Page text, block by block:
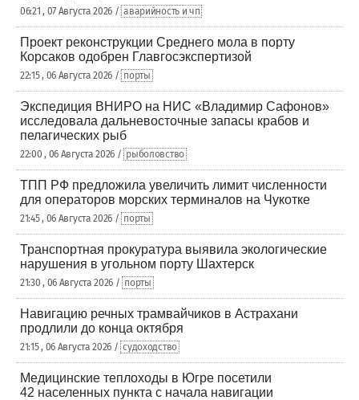
06:21 , 07 Августа 2026 / аварийность и чп
Проект реконструкции Среднего мола в порту
Корсаков одобрен Главгосэкспертизой
22:15 , 06 Августа 2026 / порты
Экспедиция ВНИРО на НИС «Владимир Сафонов»
исследовала дальневосточные запасы крабов и
пелагических рыб
22:00 , 06 Августа 2026 / рыболовство
ТПП РФ предложила увеличить лимит численности
для операторов морских терминалов на Чукотке
21:45 , 06 Августа 2026 / порты
Транспортная прокуратура выявила экологические
нарушения в угольном порту Шахтерск
21:30 , 06 Августа 2026 / порты
Навигацию речных трамвайчиков в Астрахани
продлили до конца октября
21:15 , 06 Августа 2026 / судоходство
Медицинские теплоходы в Югре посетили
42 населенных пункта с начала навигации